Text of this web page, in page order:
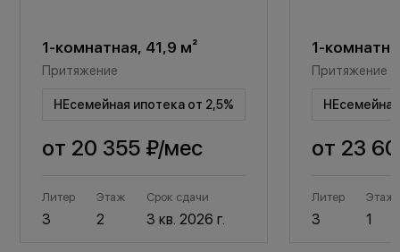
1-комнатная, 41,9 м²
Притяжение
НЕсемейная ипотека от 2,5%
от 20 355 ₽/мес
Литер
3
Этаж
2
Срок сдачи
3 кв. 2026 г.
1-
Притяжение
от 23
Литер
3
Этаж
1